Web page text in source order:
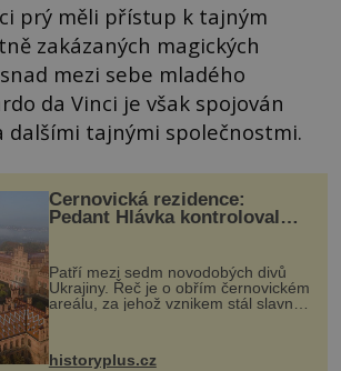
prý měli přístup k tajným
zakázaných magických
mezi sebe mladého
da Vinci je však spojován
dalšími tajnými společnostmi.
Černovická rezidence:
Pedant Hlávka kontroloval
Patří mezi sedm novodobých divů
Ukrajiny. Řeč je o obřím černovickém
areálu, za jehož vznikem stál slavný
český architekt Josef Hlávka. Ten si
na něm dal mimořádně záležet. Jeho
stavební plány by při ...
historyplus.cz